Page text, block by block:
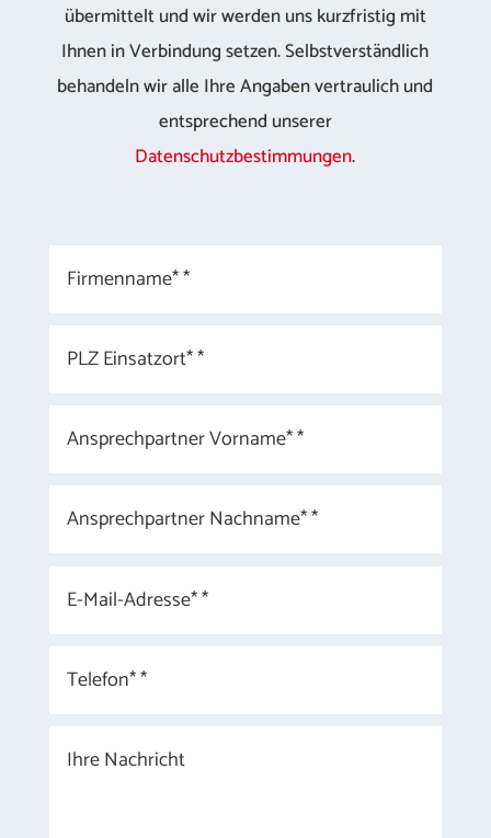
übermittelt und wir werden uns kurzfristig mit
Ihnen in Verbindung setzen. Selbstverständlich
behandeln wir alle Ihre Angaben vertraulich und
entsprechend unserer
Datenschutzbestimmungen.